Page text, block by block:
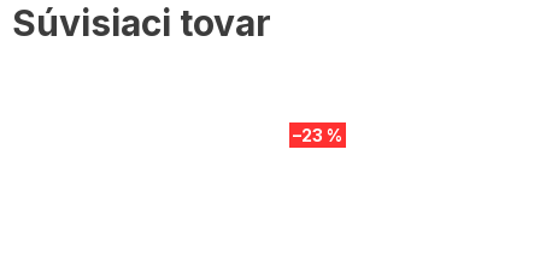
Súvisiaci tovar
–23 %